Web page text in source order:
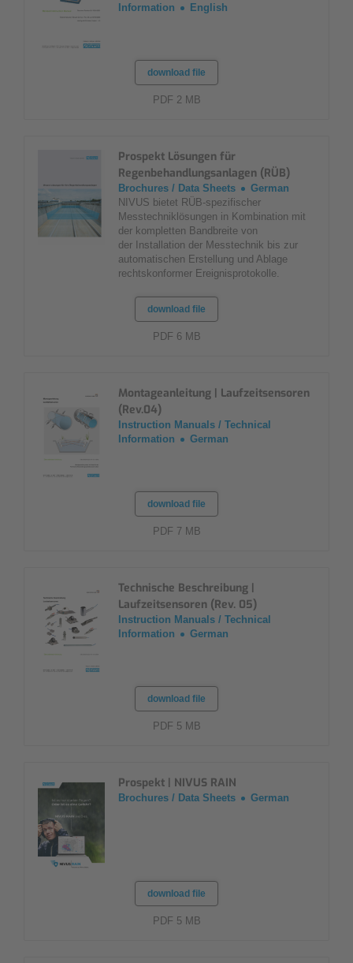
Information
English
download file
PDF 2 MB
Prospekt Lösungen für
Regenbehandlungsanlagen (RÜB)
Brochures / Data Sheets
German
NIVUS bietet RÜB-spezifischer
Messtechniklösungen in Kombination mit
der kompletten Bandbreite von
der Installation der Messtechnik bis zur
automatischen Erstellung und Ablage
rechtskonformer Ereignisprotokolle.
download file
PDF 6 MB
Montageanleitung | Laufzeitsensoren
(Rev.04)
Instruction Manuals / Technical
Information
German
download file
PDF 7 MB
Technische Beschreibung |
Laufzeitsensoren (Rev. 05)
Instruction Manuals / Technical
Information
German
download file
PDF 5 MB
Prospekt | NIVUS RAIN
Brochures / Data Sheets German
download file
PDF 5 MB